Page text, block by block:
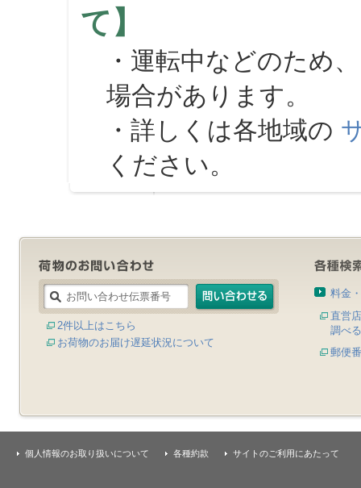
て】
・運転中などのため
場合があります。
・詳しくは各地域の
ください。
2件以上はこちら
お荷物のお届け遅延状況について
料金
直営
調べる
郵便
個人情報のお取り扱いについて 各種約款 サイトのご利用にあたって